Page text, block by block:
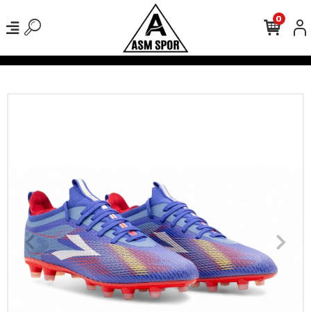
Kargo Ücretsiz! 500 TL Üzeri Tüm Alışverişlerinizde
0